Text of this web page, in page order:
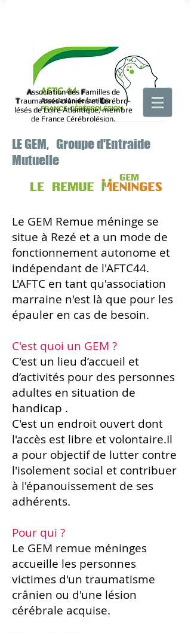
Association des Familles de
Traumatisés crâniens etCérébro-
lésés de Loire Atlantique, membre
de France Cérébrolésion.
LE GEM, Groupe d'Entraide
Mutuelle
Le GEM Remue méninge se
situe à Rezé et a un mode de
fonctionnement autonome et
indépendant de l'AFTC44.
L'AFTC en tant qu'association
marraine n'est là que pour les
épauler en cas de besoin.
C'est quoi un GEM ?
C'est un lieu d’accueil et
d’activités pour des personnes
adultes en situation de
handicap .
C'est un endroit ouvert dont
l'accès est libre et volontaire.Il
a pour objectif de lutter contre
l'isolement social et contribuer
à l'épanouissement de ses
adhérents.
Pour qui ?
Le GEM remue méninges
accueille les personnes
victimes d'un traumatisme
crânien ou d'une lésion
cérébrale acquise.